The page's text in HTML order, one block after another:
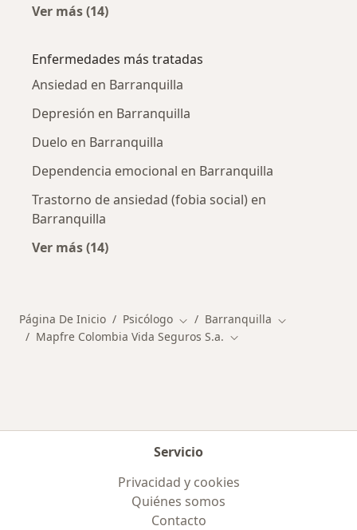
Ver más (14)
Enfermedades más tratadas
Ansiedad en Barranquilla
Depresión en Barranquilla
Duelo en Barranquilla
Dependencia emocional en Barranquilla
Trastorno de ansiedad (fobia social) en
Barranquilla
Ver más (14)
Página De Inicio Psicólogo Cambiar de ciudad
Barranquilla Cambiar de
Mapfre Colombia Vida Seguros S.a. Cambiar de ciudad
Servicio
Privacidad y cookies
Quiénes somos
Contacto